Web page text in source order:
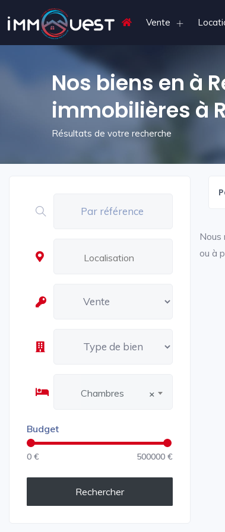
Vente
Nos biens en à
immobilières à
Résultats de votre recherche
×
Chambres
Budget
0 € 500000 €
Rechercher
Nous
ou à